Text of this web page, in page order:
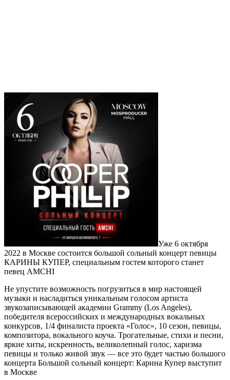
Уже 6 октября
2022 в Москве состоится большой сольный концерт певицы
КАРИНЫ КУПЕР, специальным гостем которого станет
певец AMCHI
Не упустите возможность погрузиться в мир настоящей
музыки и насладиться уникальным голосом артиста
звукозаписывающей академии Grammy (Los Angeles),
победителя всероссийских и международных вокальных
конкурсов, 1/4 финалиста проекта «Голос», 10 сезон, певицы,
композитора, вокального коуча. Трогательные, стихи и песни,
яркие хиты, искренность, великолепный голос, харизма
певицы и только живой звук — все это будет частью большого
концерта Большой сольный концерт: Карина Купер выступит
в Москве